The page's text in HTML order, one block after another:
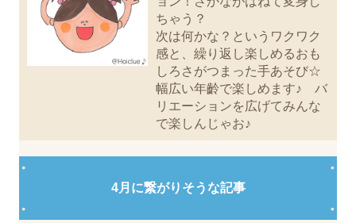
ちゃう？
次は何かな？というワクワク
感と、繰り返し楽しめるおも
しろさがつまった手あそび☆
幅広い年齡で楽しめます♪ バ
リエーションを広げてみんな
で楽しんじゃお♪
4月に繋がりそうな記事